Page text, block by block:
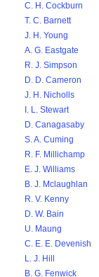
C. H. Cockburn
T. C. Barnett
J. H. Young
A. G. Eastgate
R. J. Simpson
D. D. Cameron
J. H. Nicholls
I. L. Stewart
D. Canagasaby
S. A. Cuming
R. F. Millichamp
E. J. Williams
B. J. Mclaughlan
R. V. Kenny
D. W. Bain
U. Maung
C. E. E. Devenish
L. J. Hill
B. G. Fenwick